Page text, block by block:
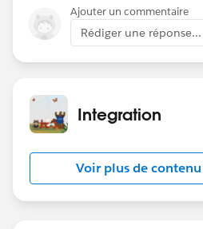
Ajouter un commentaire
Rédiger une réponse...
Integration
Voir plus de